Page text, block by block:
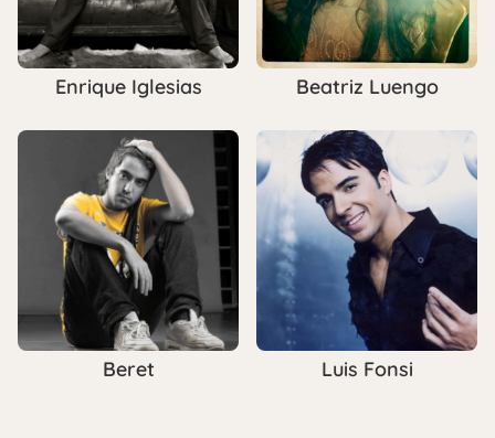
Enrique Iglesias Beatriz Luengo
Beret Luis Fonsi